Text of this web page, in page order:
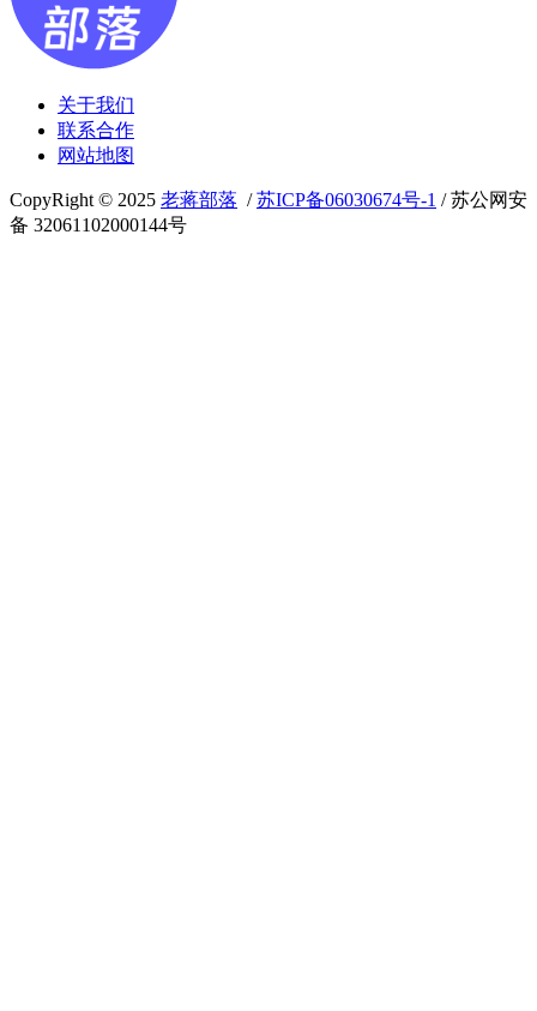
关于我们
联系合作
网站地图
CopyRight © 2025 老蒋部落 /苏ICP备06030674号-1 / 苏公网安
备 32061102000144号